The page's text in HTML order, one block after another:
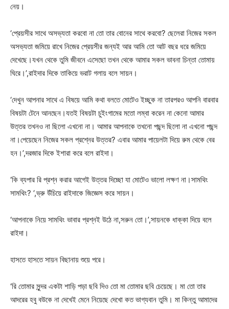
নেয়।
‘প্রেয়সীর সাথে অসভ্যতা করবো না তো তার বোনের সাথে করবো? ছেলেরা নিজের সকল
অসভ্যতা জমিয়ে রাখে নিজের প্রেয়সীর জন্যই আর আমি তো আট বছর ধরে জমিয়ে
দেখেছে।যখন থেকে তুমি জীবনে এসেছো তখন থেকে আমার সকল ভাবনা চিন্তা তোমায়
ঘিরে।’,রাইদার দিকে তাকিয়ে ভরাট গলায় বলে সায়ন।
‘দেখুন আপনার সাথে এ বিষয়ে আমি কথা বলতে মোটেও ইচ্ছুক না তারপরও আপনি বারবার
বিষয়টা টেনে আনছেন।যতই বিষয়টা চুইংগামের মতো লম্বা করেন না কেনো আমার
উত্তর তখনও না ছিলো এখনো না। আমার আপনাকে তখনো পছন্দ ছিলো না এখনো পছন্দ
না।পেয়েছেন নিজের সকল প্রশ্নের উত্তর? এবার আমার পায়েলটা দিয়ে রুম থেকে বের
হন।’,দরজার দিকে ইশারা করে বলে রাইদা।
‘কি ব্যপার রি প্রশ্ন করার আগেই উত্তর দিচ্ছো যা মোটেও ভালো লক্ষণ না।সামথিং
সামথিং? ‘,ভ্রু উঁচিয়ে রাইদাকে জিজ্ঞেস করে সায়ন।
‘আপনাকে নিয়ে সামথিং ভাবার প্রশ্নই উঠে না,সরুন তো।’,সায়নকে ধাক্কা দিয়ে বলে
রাইদা।
হাসতে হাসতে সায়ন বিছানায় শুয়ে পরে।
‘রি তোমার সুন্দর একটা শাড়ি পড়া ছবি দিও তো মা তোমার ছবি চেয়েছে। মা তো তার
আদরের হবু বউকে না দেখেই মেনে নিয়েছে দেখো কত ভাগ্যবান তুমি। মা কিন্তু আমাদের